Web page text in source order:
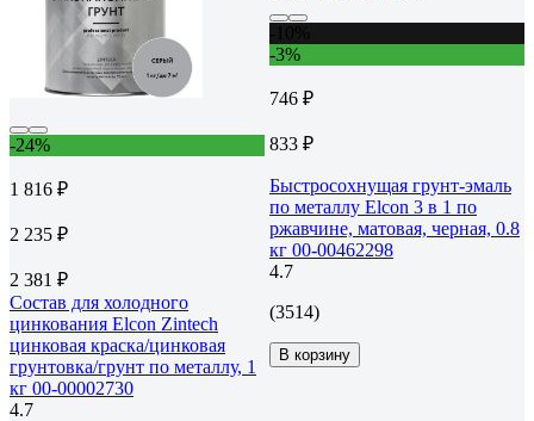
-24%
1 816 ₽
2 235 ₽
2 381 ₽
Состав для холодного
цинкования Elcon Zintech
цинковая краска/цинковая
грунтовка/грунт по металлу, 1
кг 00-00002730
4.7
-3%
746 ₽
833 ₽
Быстросохнущая грунт-эмаль
по металлу Elcon 3 в 1 по
ржавчине, матовая, черная, 0.8
кг 00-00462298
4.7
(3514)
В корзину